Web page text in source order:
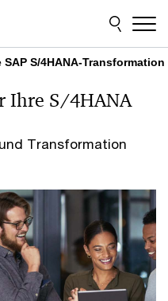
SAP S/4HANA-
Transformation
Ihre S/4HANA